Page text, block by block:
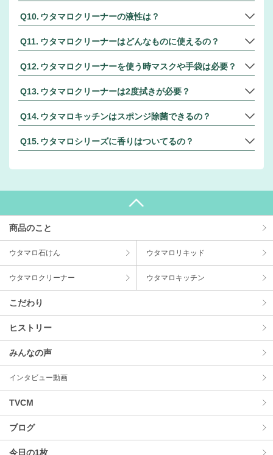
ウタマロクリーナーの液性は？
ウタマロクリーナーはどんなものに使えるの？
ウタマロクリーナーを使う時マスクや手袋は必要？
ウタマロクリーナーは2度拭きが必要？
ウタマロキッチンはスポンジ除菌できるの？
ウタマロシリーズに香りはついてるの？
商品のこと
ウタマロ⽯けん ウタマロリキッド
ウタマロクリーナー ウタマロキッチン
こだわり
ヒストリー
みんなの声
インタビュー動画
TVCM
ブログ
今⽇の1枚